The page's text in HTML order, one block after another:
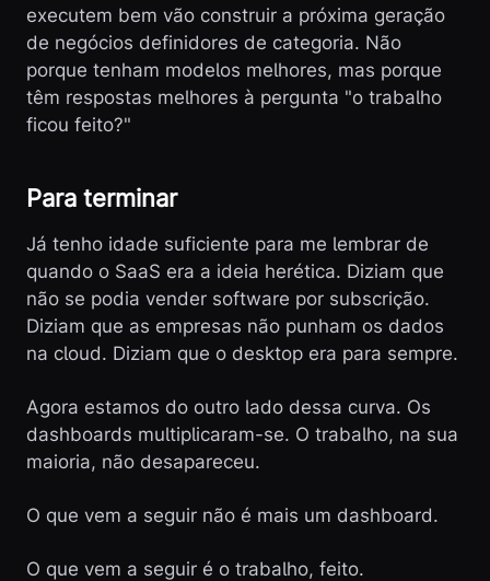
executem bem vão construir a próxima geração
de negócios definidores de categoria. Não
porque tenham modelos melhores, mas porque
têm respostas melhores à pergunta "o trabalho
ficou feito?"
Para terminar
Já tenho idade suficiente para me lembrar de
quando o SaaS era a ideia herética. Diziam que
não se podia vender software por subscrição.
Diziam que as empresas não punham os dados
na cloud. Diziam que o desktop era para sempre.
Agora estamos do outro lado dessa curva. Os
dashboards multiplicaram-se. O trabalho, na sua
maioria, não desapareceu.
O que vem a seguir não é mais um dashboard.
O que vem a seguir é o trabalho, feito.